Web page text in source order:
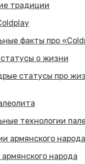
традиции
факты про
статусы про
технологии
народа